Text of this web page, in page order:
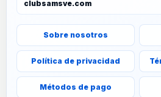
clubsamsve.com
Sobre nosotros
Política de privacidad
Métodos de pago